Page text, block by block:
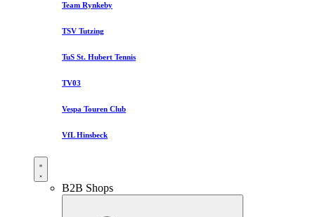
Team Rynkeby
TSV Tutzing
TuS St. Hubert Tennis
TV03
Vespa Touren Club
VfL Hinsbeck
B2B Shops